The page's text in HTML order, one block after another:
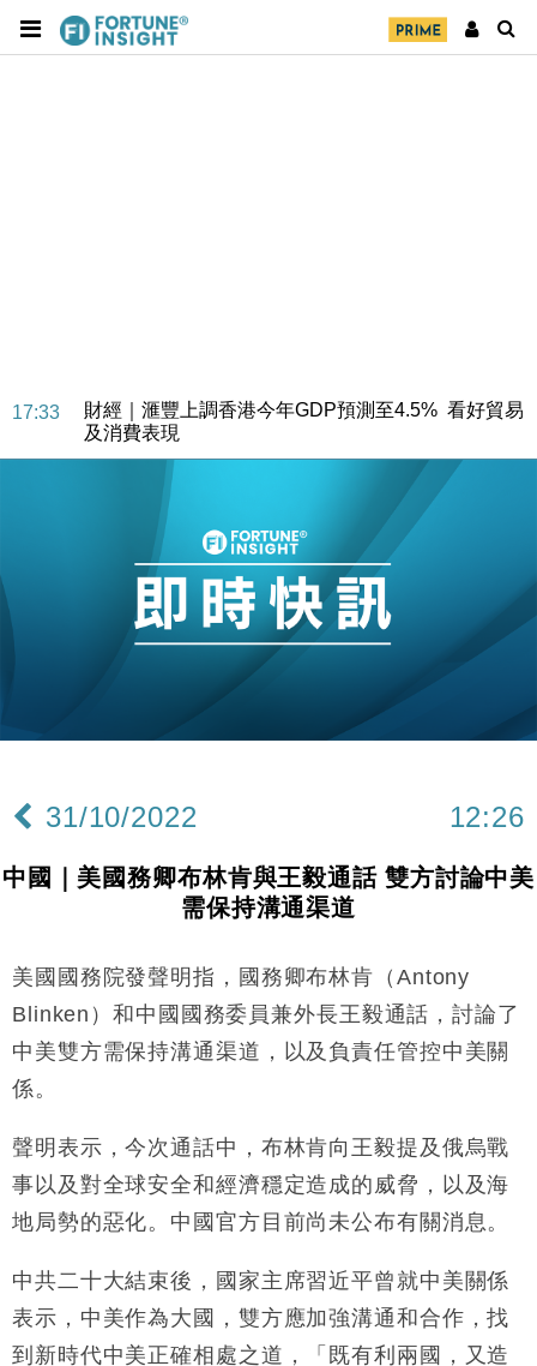
17:33
財經｜滙豐上調香港今年GDP預測至4.5% 看好貿易
及消費表現
本地｜假冒內地執法人員要求交「保證金」 43歲女子
損失近6900萬元
財經｜日經失守6.5萬點後回穩 全周仍升近2%
財經｜恒隆10月換帥 玩具「反」斗城亞洲CEO蔡德
15:11
財經｜韓股反覆波動收跌 連挫7周創逾3年最長跌勢
財經｜內地7月美元計價出口增近24%勝預期 貿易順
11:12
國際｜特朗普料美伊戰事快結束 承認部分彈藥庫存緊
15:59
財經｜SA售股自救後再出手 斥4億美元押注未上市公
47仙
17:33
財經｜滙豐上調香港今年GDP預測至4.5% 看好貿易
16:05
15:47
財經｜恒隆10月換帥 玩具「反」斗城亞洲CEO蔡德
粦接任
13:44
財經｜內地7月美元計價出口增近24%勝預期 貿易順
差達1125億美元
31/10/2022 12:26
中國｜美國務卿布林肯與王毅通話 雙方討論中美
需保持溝通渠道
美國國務院發聲明指，國務卿布林肯（Antony
Blinken）和中國國務委員兼外長王毅通話，討論了
中美雙方需保持溝通渠道，以及負責任管控中美關
係。
聲明表示，今次通話中，布林肯向王毅提及俄烏戰
事以及對全球安全和經濟穩定造成的威脅，以及海
地局勢的惡化。中國官方目前尚未公布有關消息。
中共二十大結束後，國家主席習近平曾就中美關係
表示，中美作為大國，雙方應加強溝通和合作，找
到新時代中美正確相處之道，「既有利兩國，又造